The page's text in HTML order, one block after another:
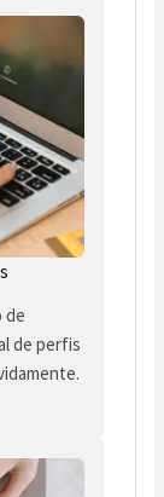
de
de perfis